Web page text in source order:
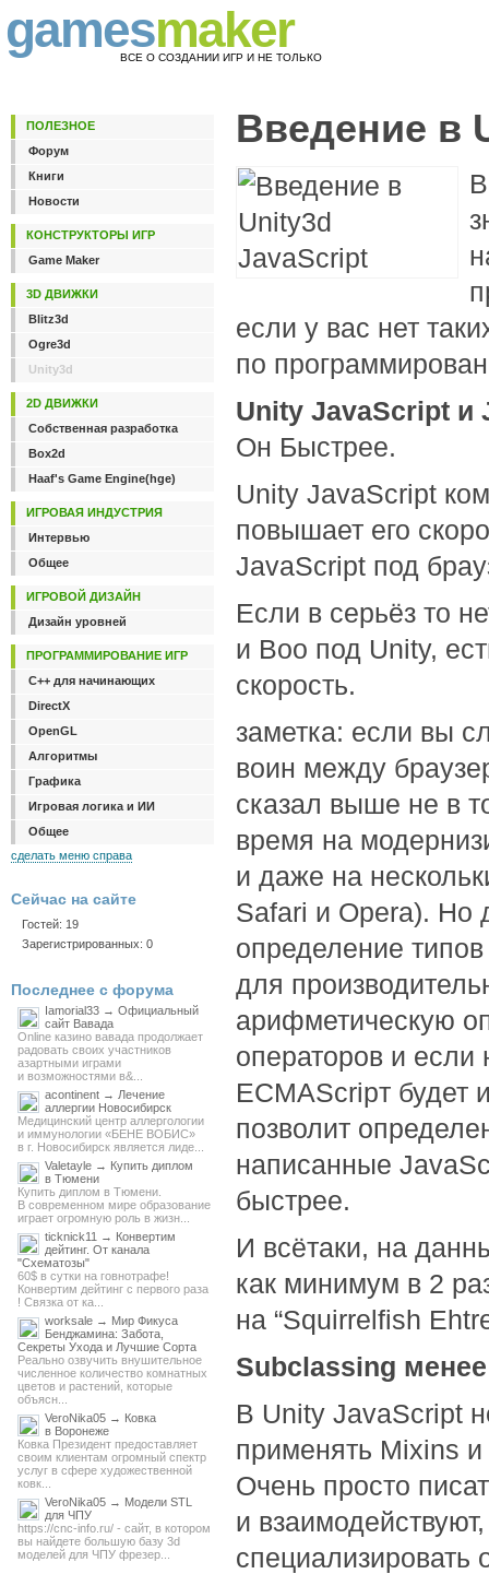
gamesmaker
ВСЕ О СОЗДАНИИ ИГР И НЕ ТОЛЬКО
Введение в
если у вас нет
по
Unity JavaScript и
Он Быстрее.
Unity JavaScript
повышает его
JavaScript под
Если в серьёз то
и Boo под Unity,
скорость.
заметка: если вы
воин между
сказал выше не в
время на
и даже на
Safari и Opera). Но
определение
для
арифметическую
операторов и если
ECMAScripт будет
позволит
написанные
быстрее.
И всётаки, на
как минимум в 2
на “Squirrelfish
Subclassing
В Unity JavaScript
применять Mixins
Очень просто
и
ПОЛЕЗНОЕ
Форум
Книги
Новости
КОНСТРУКТОРЫ ИГР
Game Maker
3D ДВИЖКИ
Blitz3d
Ogre3d
Unity3d
2D ДВИЖКИ
Собственная разработка
Box2d
Haaf's Game Engine(hge)
ИГРОВАЯ ИНДУСТРИЯ
Интервью
Общее
ИГРОВОЙ ДИЗАЙН
Дизайн уровней
ПРОГРАММИРОВАНИЕ ИГР
C++ для начинающих
DirectX
OpenGL
Алгоритмы
Графика
Игровая логика и ИИ
Общее
сделать меню справа
Сейчас на сайте
Гостей: 19
Зарегистрированных: 0
Последнее с форума
Iamorial33 → Официальный
сайт Вавада
Online казино вавада продолжает
радовать своих участников
азартными играми
и возможностями в&...
acontinent → Лечение
аллергии Новосибирск
Медицинский центр аллергологии
и иммунологии «БЕНЕ ВОБИС»
в г. Новосибирск является лиде...
Valetayle → Купить диплом
в Тюмени
Купить диплом в Тюмени.
В современном мире образование
играет огромную роль в жизн...
ticknick11 → Конвертим
дейтинг. От канала
"Схематозы"
60$ в сутки на говнотрафе!
Конвертим дейтинг с первого раза
! Связка от ка...
worksale → Мир Фикуса
Бенджамина: Забота,
Секреты Ухода и Лучшие Сорта
Реально озвучить внушительное
численное количество комнатных
цветов и растений, которые
объясн...
VeroNika05 → Ковка
в Воронеже
Ковка Президент предоставляет
своим клиентам огромный спектр
услуг в сфере художественной
ковк...
VeroNika05 → Модели STL
для ЧПУ
https://cnc-info.ru/ - сайт, в котором
вы найдете большую базу 3d
моделей для ЧПУ фрезер...